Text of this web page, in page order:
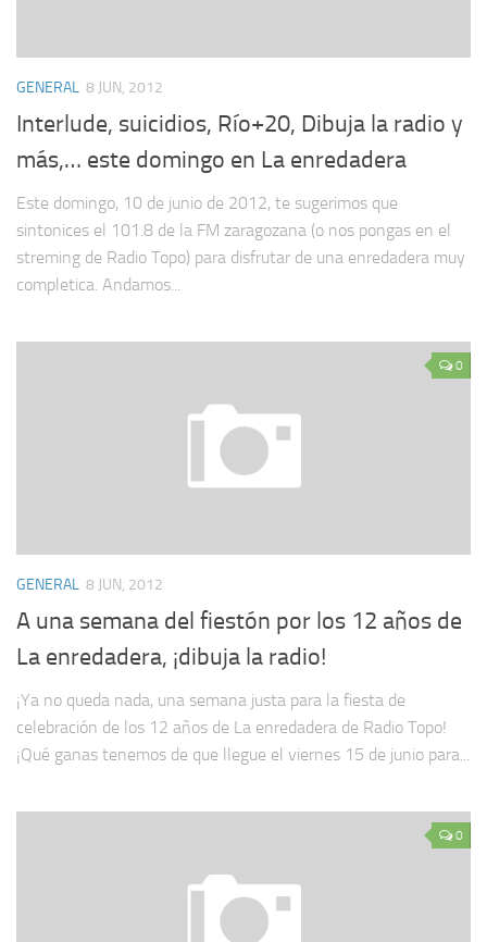
GENERAL 8 JUN, 2012
Interlude, suicidios, Río+20, Dibuja la radio y
más,… este domingo en La enredadera
Este domingo, 10 de junio de 2012, te sugerimos que
sintonices el 101.8 de la FM zaragozana (o nos pongas en el
streming de Radio Topo) para disfrutar de una enredadera muy
completica. Andamos...
0
GENERAL 8 JUN, 2012
A una semana del fiestón por los 12 años de
La enredadera, ¡dibuja la radio!
¡Ya no queda nada, una semana justa para la fiesta de
celebración de los 12 años de La enredadera de Radio Topo!
¡Qué ganas tenemos de que llegue el viernes 15 de junio para...
0